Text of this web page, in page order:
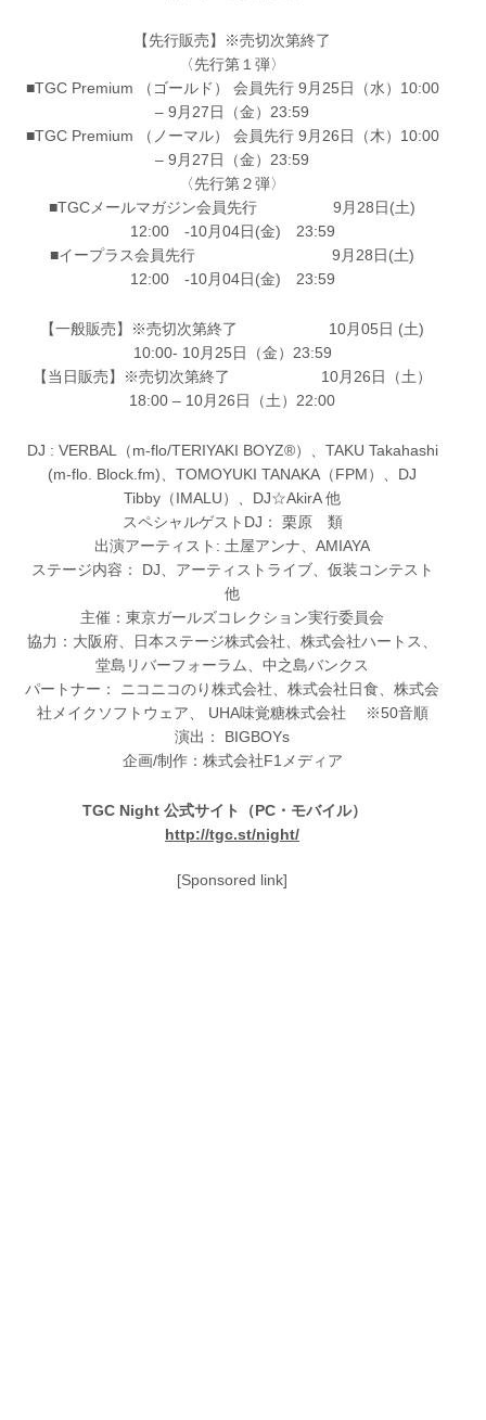
【先行販売】※売切次第終了
〈先行第１弾〉
■TGC Premium （ゴールド） 会員先行 9月25日（水）10:00
– 9月27日（金）23:59
■TGC Premium （ノーマル） 会員先行 9月26日（木）10:00
– 9月27日（金）23:59
〈先行第２弾〉
■TGCメールマガジン会員先行 9月28日(土)
12:00 -10月04日(金) 23:59
■イープラス会員先行 9月28日(土)
12:00 -10月04日(金) 23:59
【一般販売】※売切次第終了 10月05日 (土)
10:00- 10月25日（金）23:59
【当日販売】※売切次第終了 10月26日（土）
18:00 – 10月26日（土）22:00
DJ : VERBAL（m-flo/TERIYAKI BOYZ®）、TAKU Takahashi
(m-flo. Block.fm)、TOMOYUKI TANAKA（FPM）、DJ
Tibby（IMALU）、DJ☆AkirA 他
スペシャルゲストDJ： 栗原 類
出演アーティスト: 土屋アンナ、AMIAYA
ステージ内容： DJ、アーティストライブ、仮装コンテスト
他
主催：東京ガールズコレクション実行委員会
協力：大阪府、日本ステージ株式会社、株式会社ハートス、
堂島リバーフォーラム、中之島バンクス
パートナー： ニコニコのり株式会社、株式会社日食、株式会
社メイクソフトウェア、 UHA味覚糖株式会社 ※50音順
演出： BIGBOYs
企画/制作：株式会社F1メディア
TGC Night 公式サイト（PC・モバイル）
http://tgc.st/night/
[Sponsored link]